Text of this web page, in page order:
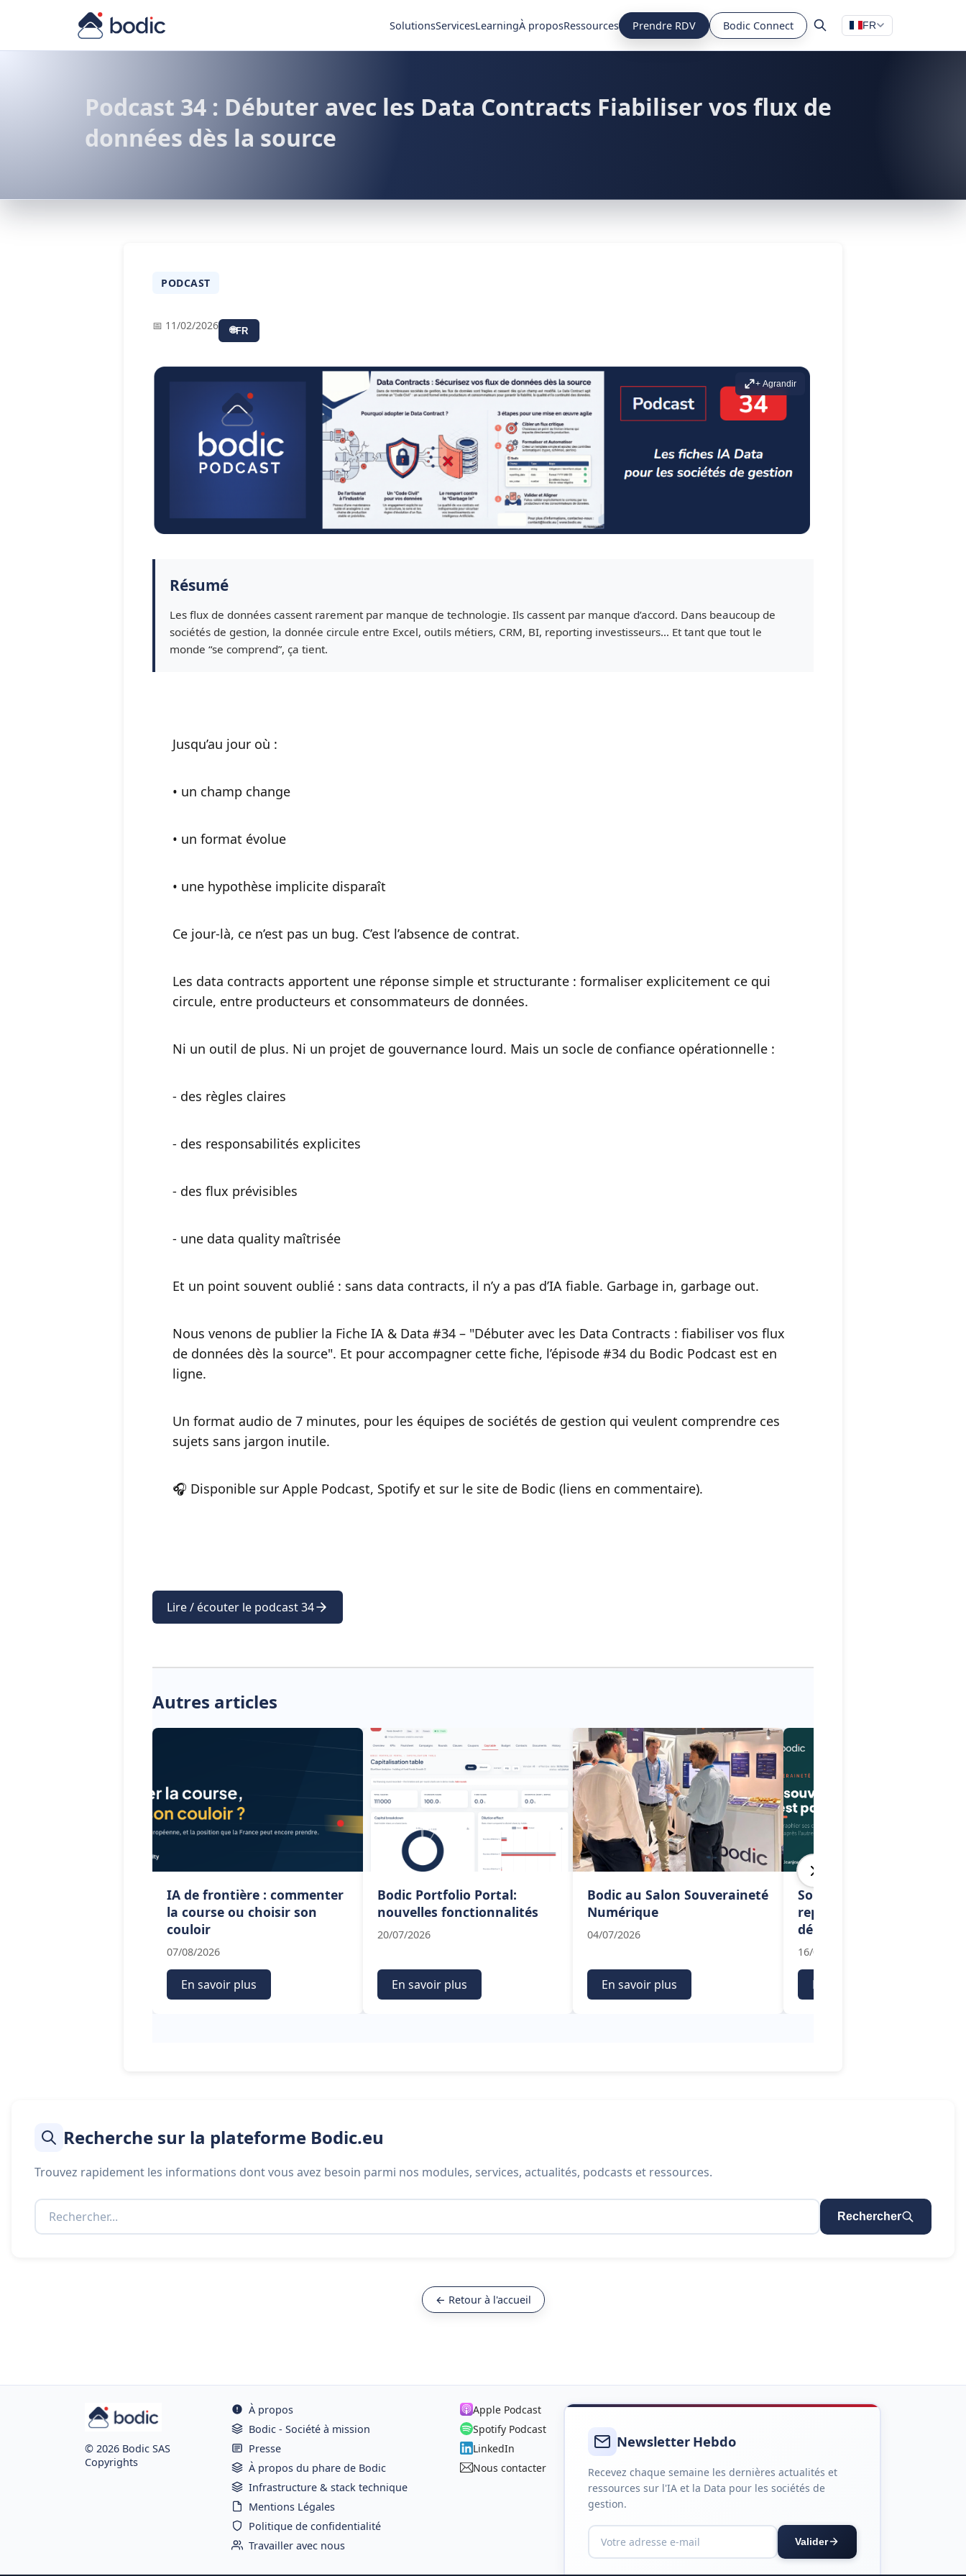
SolutionsServicesLearningÀ proposRessources Prendre RDV Bodic Connect FR
Podcast 34 : Débuter avec les Data Contracts Fiabiliser vos flux de
données dès la source
PODCAST
📅 11/02/2026 🌐FR
+ Agrandir
Résumé
Les flux de données cassent rarement par manque de technologie. Ils cassent par manque d’accord. Dans beaucoup de
sociétés de gestion, la donnée circule entre Excel, outils métiers, CRM, BI, reporting investisseurs… Et tant que tout le
monde “se comprend”, ça tient.
Jusqu’au jour où :
• un champ change
• un format évolue
• une hypothèse implicite disparaît
Ce jour-là, ce n’est pas un bug. C’est l’absence de contrat.
Les data contracts apportent une réponse simple et structurante : formaliser explicitement ce qui
circule, entre producteurs et consommateurs de données.
Ni un outil de plus. Ni un projet de gouvernance lourd. Mais un socle de confiance opérationnelle :
- des règles claires
- des responsabilités explicites
- des flux prévisibles
- une data quality maîtrisée
Et un point souvent oublié : sans data contracts, il n’y a pas d’IA fiable. Garbage in, garbage out.
Nous venons de publier la Fiche IA & Data #34 – "Débuter avec les Data Contracts : fiabiliser vos flux
de données dès la source". Et pour accompagner cette fiche, l’épisode #34 du Bodic Podcast est en
ligne.
Un format audio de 7 minutes, pour les équipes de sociétés de gestion qui veulent comprendre ces
sujets sans jargon inutile.
🎧 Disponible sur Apple Podcast, Spotify et sur le site de Bodic (liens en commentaire).
Lire / écouter le podcast 34
Autres articles
IA de frontière : commenter
la course ou choisir son
couloir
07/08/2026
En savoir plus
Bodic Portfolio Portal:
nouvelles fonctionnalités
20/07/2026
En savoir plus
Bodic au Salon Souveraineté
Numérique
04/07/2026
En savoir plus
Souveraineté numérique :
reprendre la main sur ses
dépendances
16/06/2026
En savoir plus
Recherche sur la plateforme Bodic.eu
Trouvez rapidement les informations dont vous avez besoin parmi nos modules, services, actualités, podcasts et ressources.
Rechercher
← Retour à l'accueil
© 2026 Bodic SAS
Copyrights
À propos
Bodic - Société à mission
Presse
À propos du phare de Bodic
Infrastructure & stack technique
Mentions Légales
Politique de confidentialité
Travailler avec nous
Apple Podcast
Spotify Podcast
LinkedIn
Nous contacter
Newsletter Hebdo
Recevez chaque semaine les dernières actualités et
ressources sur l'IA et la Data pour les sociétés de
gestion.
Valider